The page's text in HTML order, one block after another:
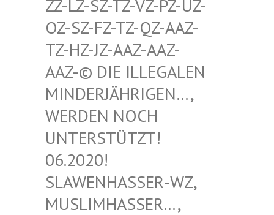
LZ-SZ-TZ-VZ-PZ-UZ-OZ-
SZ-FZ-TZ-QZ-AAZ-TZ-
HZ-JZ-AAZ-AAZ-AAZ
-© DIE ILLEGALEN MIN
DERJÄHRIGEN…, WER
DEN NOCH UNT
ERSTÜTZT! 06.
2020! SLA
WENHASSER-WZ, MUS
LIMHASSER…, VOO